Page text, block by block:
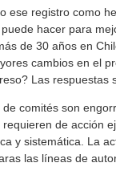
ese registro como
hacer para
de 30 años en
cambios en el
Las respuestas
comités son
de acción
y sistemática. La
las líneas de